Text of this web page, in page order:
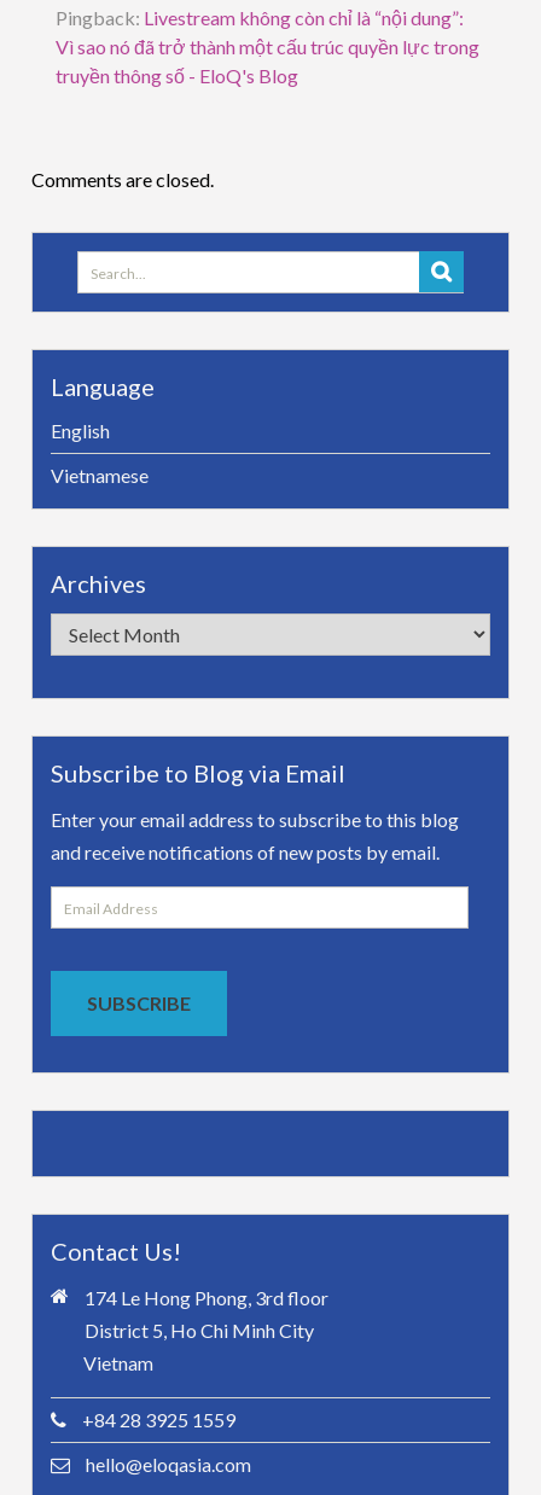
Pingback: Livestream không còn chỉ là “nội dung”:
Vì sao nó đã trở thành một cấu trúc quyền lực trong
truyền thông số - EloQ's Blog
Comments are closed.
Search
for:
Language
English
Vietnamese
Archives
Archives
Subscribe to Blog via Email
Enter your email address to subscribe to this blog
and receive notifications of new posts by email.
Email
Address
SUBSCRIBE
Contact Us!
174 Le Hong Phong, 3rd floor
District 5, Ho Chi Minh City
Vietnam
+84 28 3925 1559
hello@eloqasia.com